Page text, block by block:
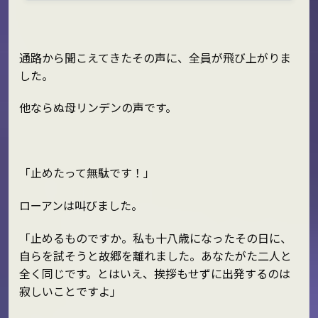
通路から聞こえてきたその声に、全員が飛び上がりま
した。
他ならぬ母リンデンの声です。
「止めたって無駄です！」
ローアンは叫びました。
「止めるものですか。私も十八歳になったその日に、
自らを試そうと故郷を離れました。あなたがた二人と
全く同じです。とはいえ、挨拶もせずに出発するのは
寂しいことですよ」